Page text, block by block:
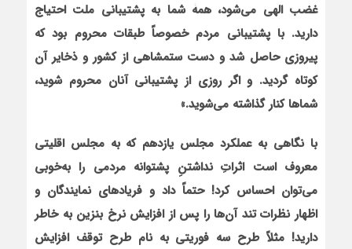
غضب الهی می‌شود، همۀ شما به پشتیبانی ملت احتیاج
دارید. با پشتیبانی مردم خصوصاً طبقات محروم بود که
پیروزی حاصل شد و دست ستم‏شاهی از کشور و ذخایر آن
کوتاه گردید. و اگر روزی از پشتیبانی آنان محروم شوید،
شماها کنار گذاشته می‌شوید.»
با نگاهی به عملکرد مجلس یازدهم که به مجلس اقلیتی
معروف است اثراتِ نداشتنِ پشتوانه مردمی را به‌خوبی
می‌توان احساس کرد! حتماً داد و فریادهای نمایندگان و
اظهار نظرات تند آن‌ها را پس از افزایش نرخ بنزین به خاطر
دارید! مثلاً طرح سه فوریتی به نام طرح توقف افزایش